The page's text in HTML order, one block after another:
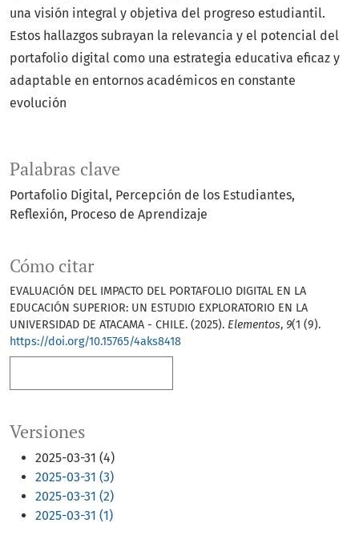
Versiones
2025-03-31 (4)
2025-03-31 (3)
2025-03-31 (2)
2025-03-31 (1)
Palabras clave
Portafolio Digital, Percepción de los Estudiantes,
Reflexión, Proceso de Aprendizaje
Cómo citar
EVALUACIÓN DEL IMPACTO DEL PORTAFOLIO DIGITAL EN LA
EDUCACIÓN SUPERIOR: UN ESTUDIO EXPLORATORIO EN LA
UNIVERSIDAD DE ATACAMA - CHILE. (2025). Elementos, 9(1 (9).
https://doi.org/10.15765/4aks8418
una visión integral y objetiva del progreso estudiantil.
Estos hallazgos subrayan la relevancia y el potencial del
portafolio digital como una estrategia educativa eficaz y
adaptable en entornos académicos en constante
evolución